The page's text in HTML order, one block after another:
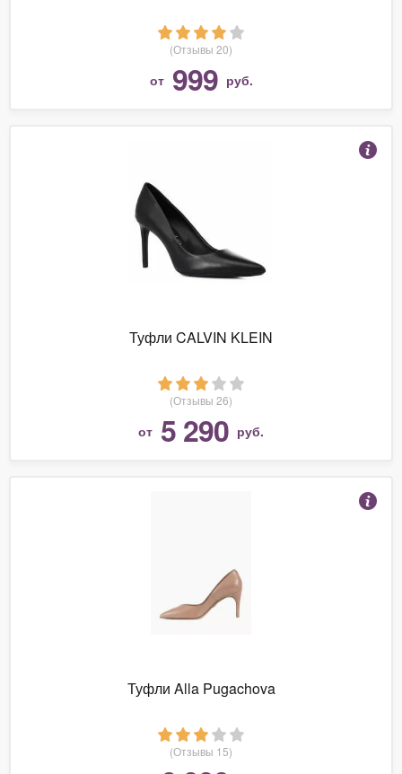
(Отзывы 20)
от 999 руб.
Туфли CALVIN KLEIN
(Отзывы 26)
от 5 290 руб.
Туфли Alla Pugachova
(Отзывы 15)